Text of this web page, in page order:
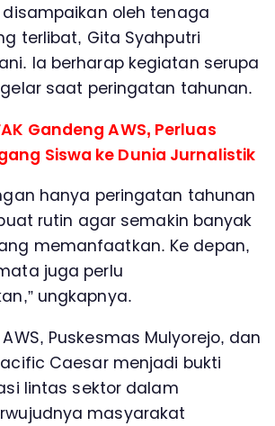
oleh tenaga
terlibat, Gita Syahputri
Ia berharap kegiatan serupa
saat peringatan tahunan.
Gandeng AWS, Perluas
Siswa ke Dunia Jurnalistik
hanya peringatan tahunan
rutin agar semakin banyak
memanfaatkan. Ke depan,
juga perlu
ungkapnya.
Puskesmas Mulyorejo, dan
Caesar menjadi bukti
lintas sektor dalam
masyarakat